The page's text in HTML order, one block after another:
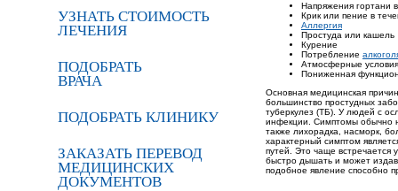
УЗНАТЬ СТОИМОСТЬ
ЛЕЧЕНИЯ
ПОДОБРАТЬ
ВРАЧА
ПОДОБРАТЬ КЛИНИКУ
ЗАКАЗАТЬ ПЕРЕВОД
МЕДИЦИНСКИХ
ДОКУМЕНТОВ
Напряжения гортани
Крик или пение в
Аллергия
Простуда или кашель
Курение
Потребление
Атмосферные
Пониженная
Основная медицинская
большинство простудных
туберкулез (ТБ). У людей с
инфекции. Симптомы обычно
также лихорадка, насморк,
характерный симптом
путей. Это чаще
быстро дышать и может
подобное явление способно